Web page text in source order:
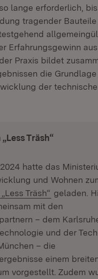
lange erforderlich,
tragender
Erfahrungsgewinn
Praxis bildet
die
der
Träsh“
hatte das
und Wohnen
Träsh“ geladen.
mit den
– dem
und der
– die
einem
vorgestellt. Zudem